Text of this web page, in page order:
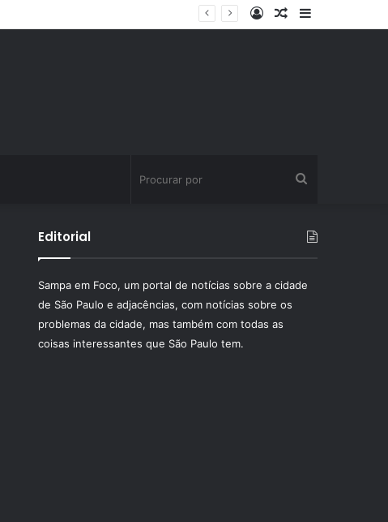
Barra
Artigo
Entrar
por
Editorial
Sampa em Foco, um portal de notícias sobre a cidade
de São Paulo e adjacências, com notícias sobre os
problemas da cidade, mas também com todas as
coisas interessantes que São Paulo tem.